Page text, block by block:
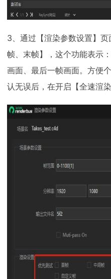
3、通过【渲染参数设置】
帧、末帧】，这个功能表示
画面、最后一帧画面。方便
认无误后，在开启【全速渲染